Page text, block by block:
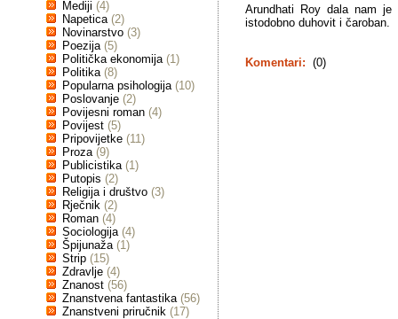
Mediji (4)
Napetica (2)
Novinarstvo (3)
Poezija (5)
Politička ekonomija (1)
Politika (8)
Popularna psihologija (10)
Poslovanje (2)
Povijesni roman (4)
Povijest (5)
Pripovijetke (11)
Proza (9)
Publicistika (1)
Putopis (2)
Religija i društvo (3)
Rječnik (2)
Roman (4)
Sociologija (4)
Špijunaža (1)
Strip (15)
Zdravlje (4)
Znanost (56)
Znanstvena fantastika (56)
Znanstveni priručnik (17)
Arundhati Roy dala nam
istodobno duhovit i čaroban.
Komentari: (0)